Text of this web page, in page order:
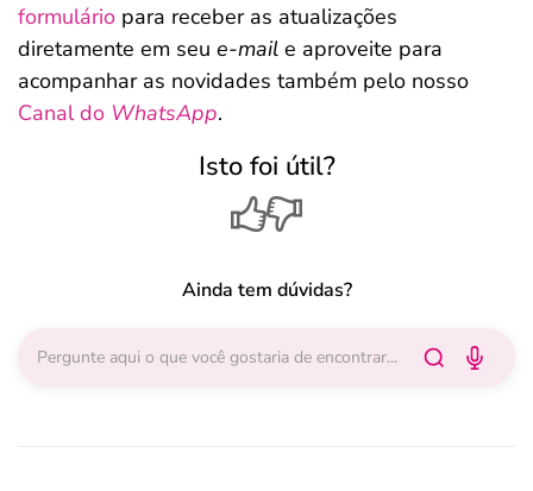
formulário para receber as atualizações
diretamente em seu e-mail e aproveite para
acompanhar as novidades também pelo nosso
Canal do WhatsApp.
Isto foi útil?
Ainda tem dúvidas?